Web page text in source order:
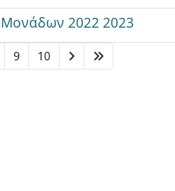
Μονάδων 2022 2023
9 10